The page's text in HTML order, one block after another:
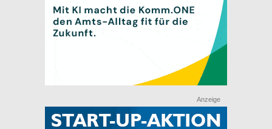
Anzeige